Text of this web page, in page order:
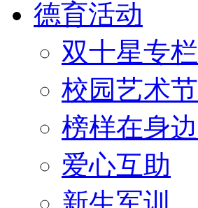
德育活动
双十星专栏
校园艺术节
榜样在身边
爱心互助